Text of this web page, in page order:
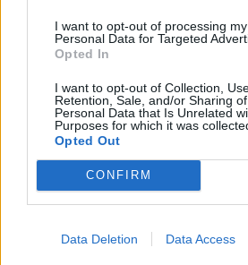
I want to opt-out of processing my
Personal Data for Targeted
Opted In
I want to opt-out of Collection,
Retention, Sale, and/or Sharing
Personal Data that Is Unrelated
Purposes for which it was
Opted Out
CONFIRM
Data Deletion Data Access
Tev varētu interesēt
Bīstamie mīti par bērnu
dārgo laiku – skaidro
"Bērni
Kā ir